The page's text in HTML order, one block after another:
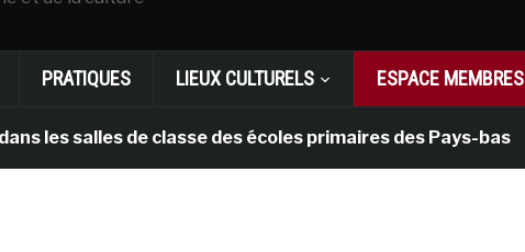
PRATIQUES LIEUX CULTURELS ESPACE MEMBRES
les salles de classe des écoles primaires des Pays-bas